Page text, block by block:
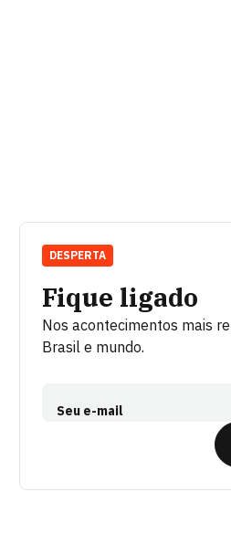
Fique ligado
Nos acontecimentos mais
Brasil e mundo.
Seu e-mail
DESPERTA